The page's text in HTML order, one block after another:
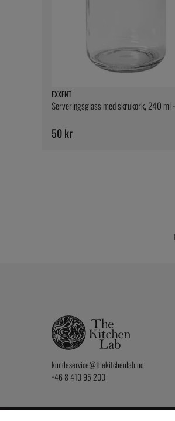
EXXENT
Serveringsglass med skrukork, 240 ml
50 kr
kundeservice@thekitchenlab.no
+46 8 410 95 200